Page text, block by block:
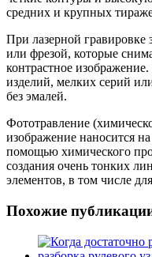
средних и крупных
При лазерной гравировке
или фрезой, которые
контрастное
изделий, мелких серий
без эмалей.
Фототравление
изображение наносится
помощью химического
создания очень тонких
элементов, в том числе
Похожие